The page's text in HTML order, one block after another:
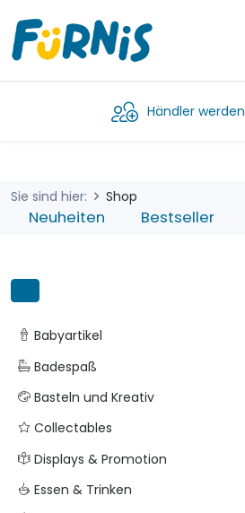
Händler werden
Sie sind hier: Shop
Neuheiten Bestseller
Babyartikel
Badespaß
Basteln und Kreativ
Collectables
Displays & Promotion
Essen & Trinken